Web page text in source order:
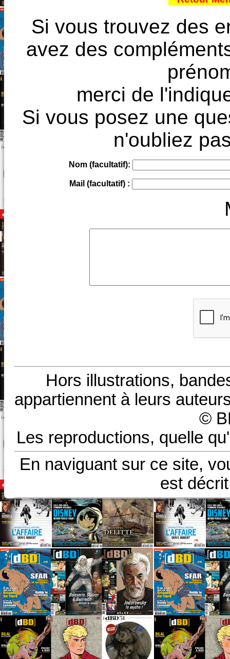
Si vous trouvez des
avez des
merci de
Si vous posez une
n'oubliez
Nom (facultatif):
Mail (facultatif) :
Hors illustrations,
appartiennent à leurs
©
Les reproductions, quelle
En naviguant sur ce site,
est